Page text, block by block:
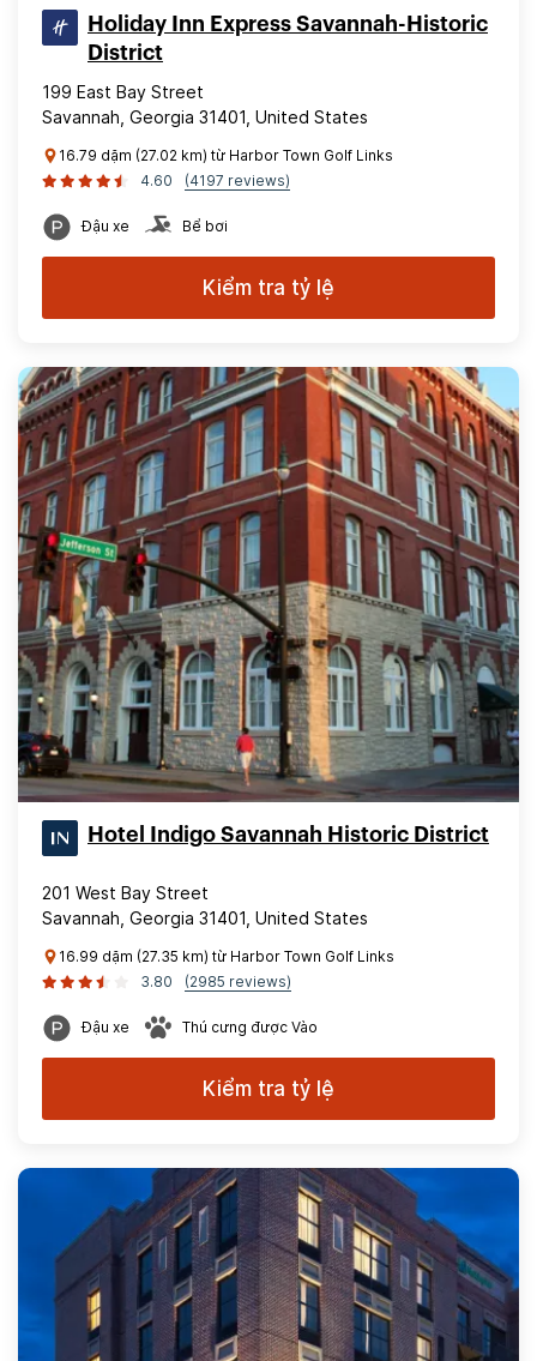
Holiday Inn Express Savannah-Historic
District
199 East Bay Street
Savannah, Georgia 31401, United States
16.79 dặm (27.02 km) từ Harbor Town Golf Links
4.60
(4197 reviews)
Đậu xe Bể bơi
Kiểm tra tỷ lệ
Hotel Indigo Savannah Historic District
201 West Bay Street
Savannah, Georgia 31401, United States
16.99 dặm (27.35 km) từ Harbor Town Golf Links
3.80
(2985 reviews)
Đậu xe Thú cưng được Vào
Kiểm tra tỷ lệ